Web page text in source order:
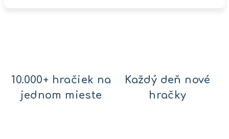
10.000+ hračiek na
jednom mieste
Každý deň nové
hračky